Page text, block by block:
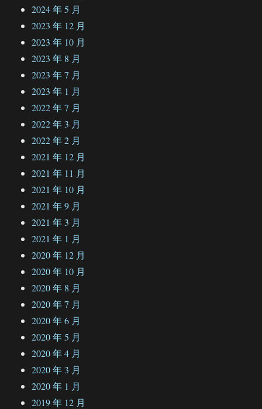
2024 年 5 月
2023 年 12 月
2023 年 10 月
2023 年 8 月
2023 年 7 月
2023 年 1 月
2022 年 7 月
2022 年 3 月
2022 年 2 月
2021 年 12 月
2021 年 11 月
2021 年 10 月
2021 年 9 月
2021 年 3 月
2021 年 1 月
2020 年 12 月
2020 年 10 月
2020 年 8 月
2020 年 7 月
2020 年 6 月
2020 年 5 月
2020 年 4 月
2020 年 3 月
2020 年 1 月
2019 年 12 月